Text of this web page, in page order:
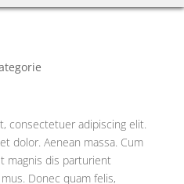
consectetuer adipiscing elit.
dolor. Aenean massa. Cum
magnis dis parturient
Donec quam felis,